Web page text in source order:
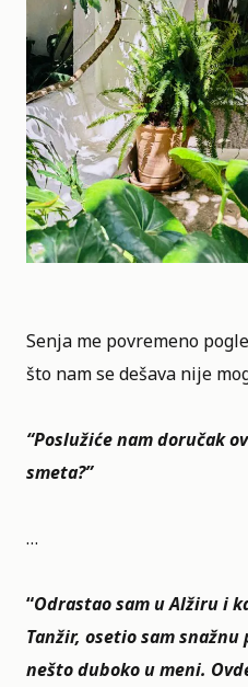
Senja me povremeno
što nam se dešava nije
“Poslužiće nam doručak
smeta?”
…
“Odrastao sam u Alžiru i
Tanžir, osetio sam
nešto duboko u meni.